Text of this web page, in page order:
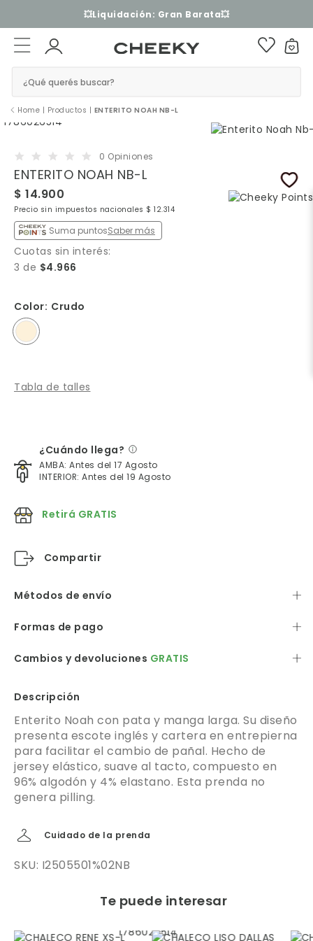
3 cuotas sin interés​ ​
¿Qué querés buscar?
Home | Productos | ENTERITO NOAH NB-L
0 Opiniones
ENTERITO NOAH NB-L
$ 14.900
Precio sin impuestos nacionales $ 12.314
Suma puntosSaber más
Cuotas sin interés:
3 de $4.966
Color: Crudo
Tabla de talles
¿Cuándo llega?
AMBA: Antes del 17 Agosto
INTERIOR: Antes del 19 Agosto
Retirá GRATIS
Compartir
Métodos de envío
Formas de pago
Cambios y devoluciones GRATIS
Descripción
Enterito Noah con pata y manga larga. Su diseño
presenta escote inglés y cartera en entrepierna
para facilitar el cambio de pañal. Hecho de
jersey elástico, suave al tacto, compuesto en
96% algodón y 4% elastano. Esta prenda no
genera pilling.
Cuidado de la prenda
SKU: I2505501%02NB
Te puede interesar